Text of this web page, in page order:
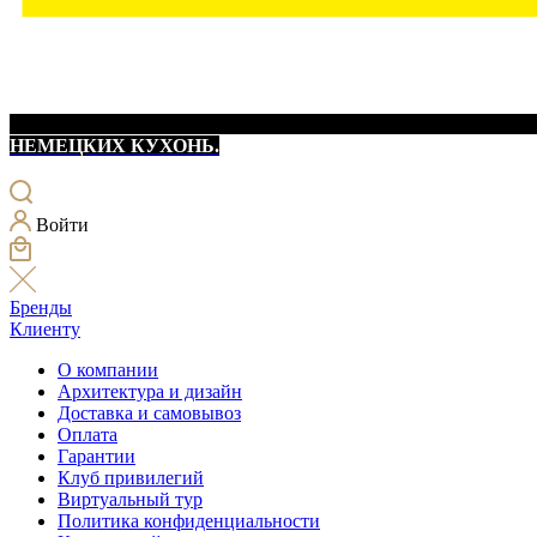
НЕМЕЦКИХ КУХОНЬ.
Войти
Бренды
Клиенту
О компании
Архитектура и дизайн
Доставка и самовывоз
Оплата
Гарантии
Клуб привилегий
Виртуальный тур
Политика конфиденциальности